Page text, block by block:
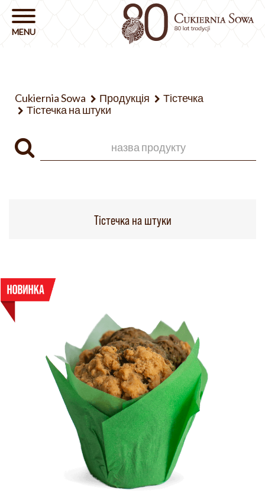
Cukiernia Sowa Продукція
Тістечка
Тістечка на штуки
Тістечка на штуки